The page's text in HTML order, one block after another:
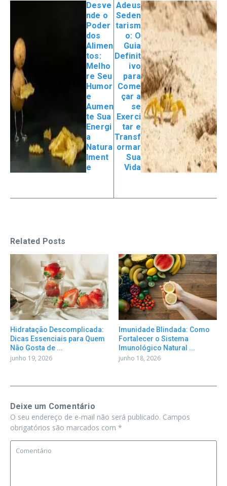
Desve
nde o
Poder
dos
Alimen
tos:
Melho
re Seu
Humor
e
Aumen
te Sua
Energi
a
Natura
lment
e
Adeus
Seden
tarism
o: O
Guia
Definit
ivo
para
Come
çar a
se
Exerci
tar e
Transf
ormar
Sua
Vida
Related Posts
Hidratação Descomplicada:
Dicas Essenciais para Quem
Não Gosta de ...
junho 19, 2026
Imunidade Blindada: Como
Fortalecer o Sistema
Imunológico Natural ...
junho 18, 2026
Deixe um Comentário
O seu endereço de e-mail não será publicado. Campos
obrigatórios são marcados com *